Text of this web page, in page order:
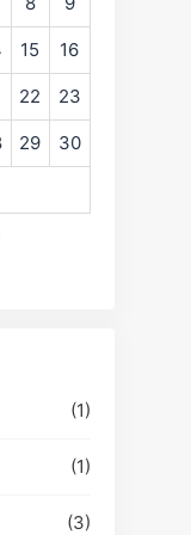
15 16
22 23
29 30
(1)
(1)
(3)